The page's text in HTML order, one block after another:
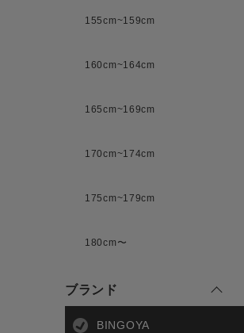
ログイン / マ
155cm~159cm
160cm~164cm
165cm~169cm
170cm~174cm
175cm~179cm
180cm〜
ブランド
BINGOYA